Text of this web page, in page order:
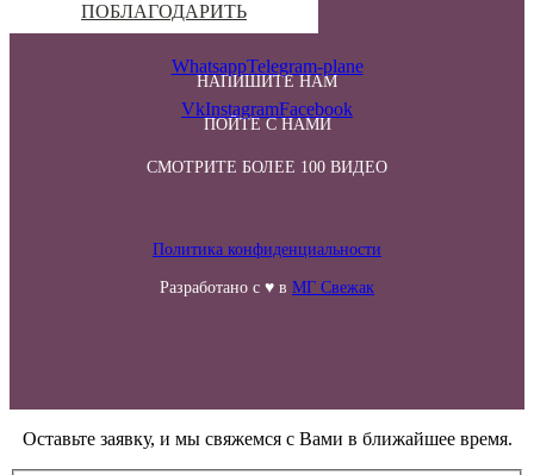
ПОБЛАГОДАРИТЬ
НАПИШИТЕ НАМ
WhatsappTelegram-plane
ПОЙТЕ С НАМИ
VkInstagramFacebook
СМОТРИТЕ БОЛЕЕ 100 ВИДЕО
Политика конфиденциальности
Разработано с ♥ в МГ Свежак
Оставьте заявку, и мы свяжемся с Вами в ближайшее время.